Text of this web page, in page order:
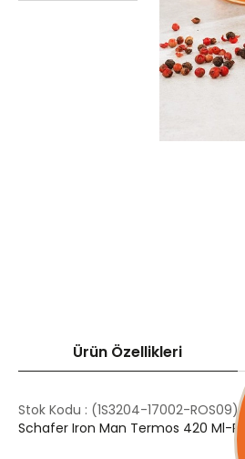
Ürün Özellikleri
Stok Kodu
(1S3204-17002-ROS09)
Schafer Iron Man Termos 420 Ml-